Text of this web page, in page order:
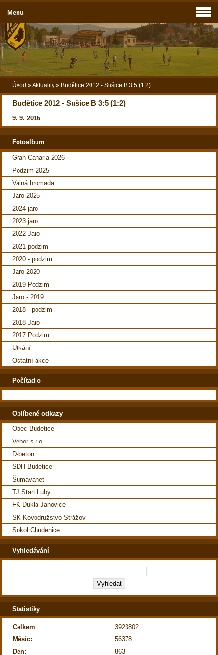
Úvod »Aktuality » Budětice 2012 - Sušice B 3:5 (1:2)
Budětice 2012 - Sušice B 3:5 (1:2)
9. 9. 2016
Menu
Fotoalbum
Gran Canaria 2026
Podzim 2025
Valná hromada
Jaro 2025
2024 jaro
2023 jaro
2022 Jaro
2021 podzim
2020 - podzim
Jaro 2020
2019-Podzim
Jaro - 2019
2018 - podzim
2018 Jaro
2017 Podzim
Utkání
Ostatní akce
Počítadlo
Oblíbené odkazy
Obec Budetice
Vebor s.r.o.
D-beton
SDH Budetice
Šumavanet
TJ Start Luby
FK Dukla Janovice
SK Kovodružstvo Strážov
Sokol Chudenice
Vyhledávání
Statistiky
Celkem:
3923802
Měsíc:
56378
Den:
863